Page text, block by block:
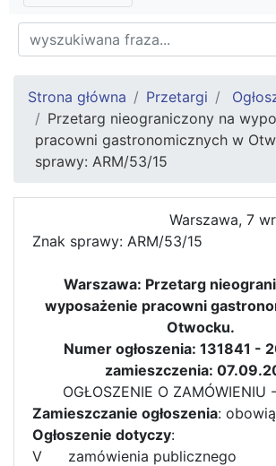
Strona główna Przetargi
Przetarg nieograniczony na
pracowni gastronomicznych w
sprawy: ARM/53/15
Warszawa, 7
Znak sprawy: ARM/53/15
Warszawa: Przetarg
wyposażenie pracowni
Otwocku.
Numer ogłoszenia: 131841 -
zamieszczenia:
OGŁOSZENIE O
Zamieszczanie ogłoszenia:
Ogłoszenie dotyczy:
V
zamówienia publicznego